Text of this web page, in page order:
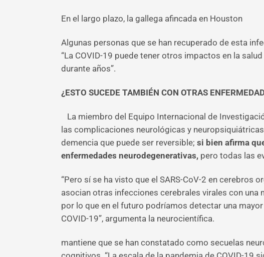
En el largo plazo, la gallega afincada en Houston
Algunas personas que se han recuperado de esta
“La COVID-19 puede tener otros impactos en la
durante años”.
¿ESTO SUCEDE TAMBIÉN CON OTRAS
La miembro del Equipo Internacional de
las complicaciones neurológicas y
demencia que puede ser reversible; si bien afirma
enfermedades neurodegenerativas, pero todas las
“Pero sí se ha visto que el SARS-CoV-2 en
asocian otras infecciones cerebrales virales con
por lo que en el futuro podríamos detectar una
COVID-19”, argumenta la neurocientífica.
mantiene que se han constatado como secuelas